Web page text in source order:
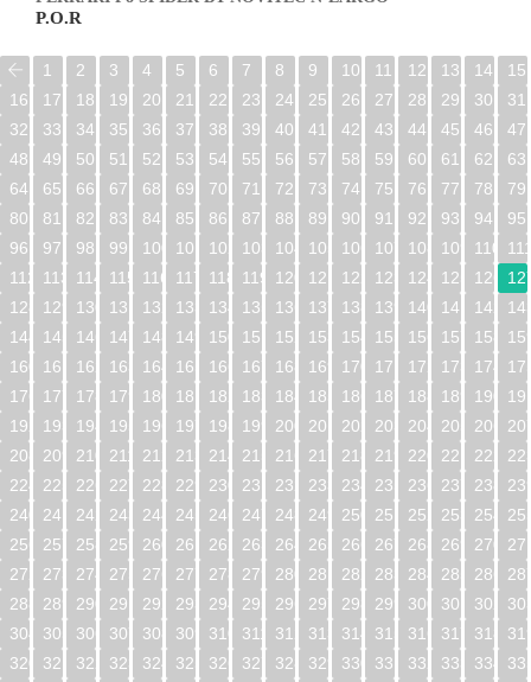
P.O.R
1 2 3 4 5 6 7 8 9 10 11 12 13 14
15
16
17 18 19 20 21 22 23 24 25 26 27 28 29 30
31
32
33 34 35 36 37 38 39 40 41 42 43 44 45 46
47
48
49 50 51 52 53 54 55 56 57 58 59 60 61 62
63
64
65 66 67 68 69 70 71 72 73 74 75 76 77 78
79
80
81 82 83 84 85 86 87 88 89 90 91 92 93 94
95
96
97 98 99 100 101 102 103 104 105 106 107 108 109 110
112
113 114 115 116 117 118 119 120 121 122 123 124 125 126
128
129 130 131 132 133 134 135 136 137 138 139 140 141 142
144
145 146 147 148 149 150 151 152 153 154 155 156 157 158
160
161 162 163 164 165 166 167 168 169 170 171 172 173 174
176
177 178 179 180 181 182 183 184 185 186 187 188 189 190
192
193 194 195 196 197 198 199 200 201 202 203 204 205 206
208
209 210 211 212 213 214 215 216 217 218 219 220 221 222
224
225 226 227 228 229 230 231 232 233 234 235 236 237 238
240
241 242 243 244 245 246 247 248 249 250 251 252 253 254
256
257 258 259 260 261 262 263 264 265 266 267 268 269 270
272
273 274 275 276 277 278 279 280 281 282 283 284 285 286
288
289 290 291 292 293 294 295 296 297 298 299 300 301 302
304
305 306 307 308 309 310 311 312 313 314 315 316 317 318
320
321 322 323 324 325 326 327 328 329 330 331 332 333 334